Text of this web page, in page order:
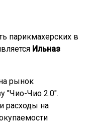
парикмахерских в
Ильназ
рынок
"Чио-Чио 2.0".
расходы на